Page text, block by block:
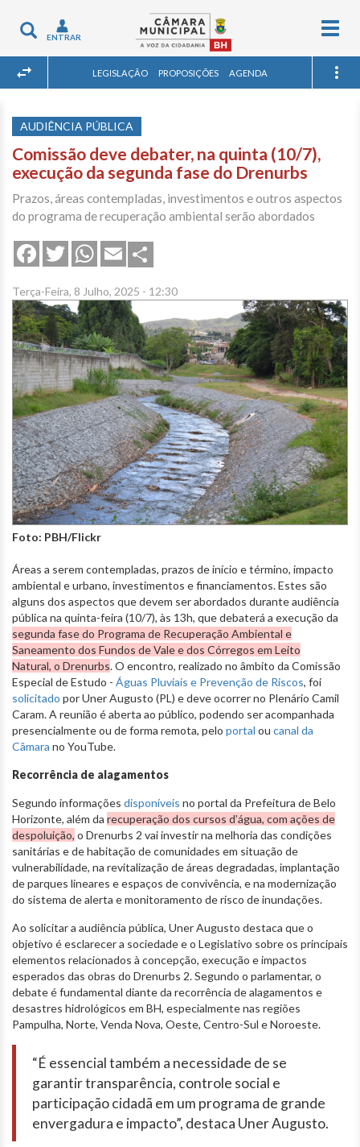
Toggle
navigation
ENTRAR
LEGISLAÇÃO PROPOSIÇÕES AGENDA
AUDIÊNCIA PÚBLICA
Comissão deve debater, na quinta (10/7),
execução da segunda fase do Drenurbs
Prazos, áreas contempladas, investimentos e outros aspectos
do programa de recuperação ambiental serão abordados
FacebookTwitterWhatsApp
Email
Terça-Feira, 8 Julho, 2025 - 12:30
Foto: PBH/Flickr
Áreas a serem contempladas, prazos de início e término, impacto
ambiental e urbano, investimentos e financiamentos. Estes são
alguns dos aspectos que devem ser abordados durante audiência
pública na quinta-feira (10/7), às 13h, que debaterá a execução da
segunda fase do Programa de Recuperação Ambiental e
Saneamento dos Fundos de Vale e dos Córregos em Leito
Natural, o Drenurbs. O encontro, realizado no âmbito da Comissão
Especial de Estudo - Águas Pluviais e Prevenção de Riscos, foi
solicitado por Uner Augusto (PL) e deve ocorrer no Plenário Camil
Caram. A reunião é aberta ao público, podendo ser acompanhada
presencialmente ou de forma remota, pelo portal ou canal da
Câmara no YouTube.
Recorrência de alagamentos
Segundo informações disponíveis no portal da Prefeitura de Belo
Horizonte, além da recuperação dos cursos d’água, com ações de
despoluição, o Drenurbs 2 vai investir na melhoria das condições
sanitárias e de habitação de comunidades em situação de
vulnerabilidade, na revitalização de áreas degradadas, implantação
de parques lineares e espaços de convivência, e na modernização
do sistema de alerta e monitoramento de risco de inundações.
Ao solicitar a audiência pública, Uner Augusto destaca que o
objetivo é esclarecer a sociedade e o Legislativo sobre os principais
elementos relacionados à concepção, execução e impactos
esperados das obras do Drenurbs 2. Segundo o parlamentar, o
debate é fundamental diante da recorrência de alagamentos e
desastres hidrológicos em BH, especialmente nas regiões
Pampulha, Norte, Venda Nova, Oeste, Centro-Sul e Noroeste.
“É essencial também a necessidade de se
garantir transparência, controle social e
participação cidadã em um programa de grande
envergadura e impacto”, destaca Uner Augusto.